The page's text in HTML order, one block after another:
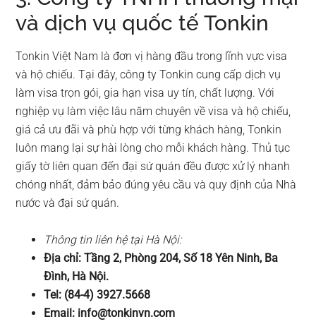
và dịch vụ quốc tế Tonkin
Tonkin Việt Nam là đơn vị hàng đầu trong lĩnh vực visa
và hộ chiếu. Tại đây, công ty Tonkin cung cấp dịch vụ
làm visa trọn gói, gia hạn visa uy tín, chất lượng. Với
nghiệp vụ làm việc lâu năm chuyên về visa và hộ chiếu,
giá cả ưu đãi và phù hợp với từng khách hàng, Tonkin
luôn mang lại sự hài lòng cho mỗi khách hàng. Thủ tục
giấy tờ liên quan đến đại sứ quán đều được xử lý nhanh
chóng nhất, đảm bảo đúng yêu cầu và quy định của Nhà
nước và đại sứ quán.
Thông tin liên hệ tại Hà Nội:
Địa chỉ: Tầng 2, Phòng 204, Số 18 Yên Ninh, Ba
Đình, Hà Nội.
Tel: (84-4) 3927.5668
Email: info@tonkinvn.com